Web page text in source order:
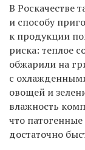
В Роскачестве
и способу
к продукции
риска: теплое
обжарили на
с
овощей и
влажность
что
достаточно